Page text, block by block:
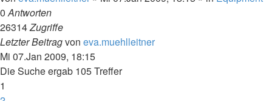
0Antworten
26314Zugriffe
Letzter Beitragvon eva.muehlleitner
Mi 07.Jan 2009, 18:15
Die Suche ergab 105 Treffer
1